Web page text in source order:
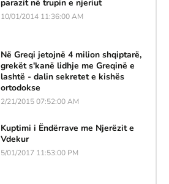
parazit në trupin e njeriut
10/01/2014 11:36:00 AM
Në Greqi jetojnë 4 milion shqiptarë,
grekët s'kanë lidhje me Greqinë e
lashtë - dalin sekretet e kishës
ortodokse
2/21/2015 07:52:00 AM
Kuptimi i Ëndërrave me Njerëzit e
Vdekur
5/01/2017 11:53:00 PM